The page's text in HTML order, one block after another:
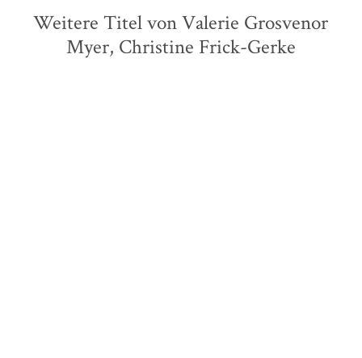
Weitere Titel von Valerie Grosvenor
Myer, Christine Frick-Gerke